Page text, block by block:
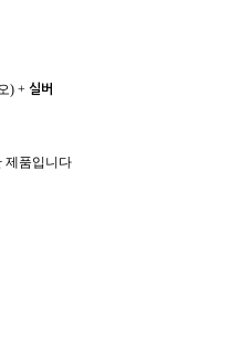
) + 실버
제품입니다